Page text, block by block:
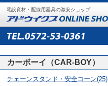
電設資材・配線用器具の激安ショップ
カーボーイ（CAR-BOY）
チェーンスタンド・安全コーン(25)